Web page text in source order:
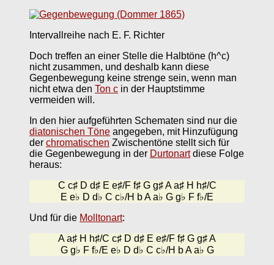
Intervallreihe nach E. F. Richter
Doch treffen an einer Stelle die Halbtöne (h^c)
nicht zusammen, und deshalb kann diese
Gegenbewegung keine strenge sein, wenn man
nicht etwa den Ton c in der Hauptstimme
vermeiden will.
In den hier aufgeführten Schematen sind nur die
diatonischen Töne angegeben, mit Hinzufügung
der chromatischen Zwischentöne stellt sich für
die Gegenbewegung in der Durtonartdiese Folge
heraus:
C c♯ D d♯ E e♯/F f♯ G g♯ A a♯ H h♯/C
E e♭ D d♭ C c♭/H b A a♭ G g♭ F f♭/E
Und für die Molltonart:
A a♯ H h♯/C c♯ D d♯ E e♯/F f♯ G g♯ A
G g♭ F f♭/E e♭ D d♭ C c♭/H b A a♭ G